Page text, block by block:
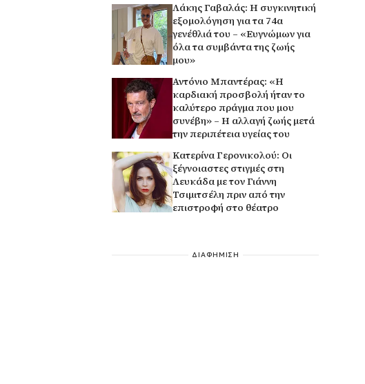
Λάκης Γαβαλάς: Η συγκινητική
εξομολόγηση για τα 74α
γενέθλιά του – «Ευγνώμων για
όλα τα συμβάντα της ζωής
μου»
Αντόνιο Μπαντέρας: «Η
καρδιακή προσβολή ήταν το
καλύτερο πράγμα που μου
συνέβη» – Η αλλαγή ζωής μετά
την περιπέτεια υγείας του
Κατερίνα Γερονικολού: Οι
ξέγνοιαστες στιγμές στη
Λευκάδα με τον Γιάννη
Τσιμιτσέλη πριν από την
επιστροφή στο θέατρο
ΔΙΑΦΗΜΙΣΗ